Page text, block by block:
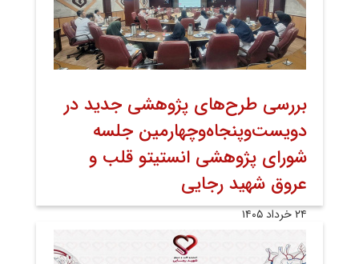
بررسی طرح‌های پژوهشی جدید در
دویست‌وپنجاه‌وچهارمین جلسه
شورای پژوهشی انستیتو قلب و
عروق شهید رجایی
۲۴ خرداد ۱۴۰۵